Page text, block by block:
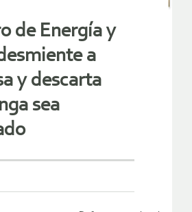
de Energía y
a
y descarta
sea